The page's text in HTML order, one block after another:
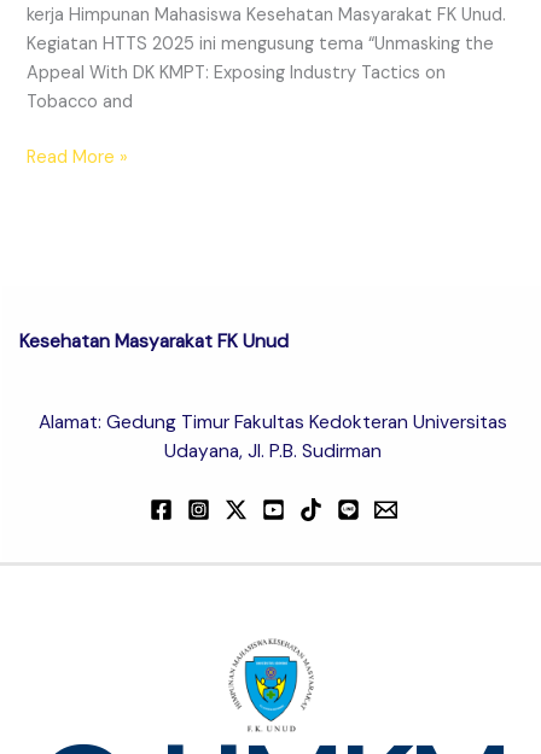
kerja Himpunan Mahasiswa Kesehatan Masyarakat FK Unud.
Kegiatan HTTS 2025 ini mengusung tema “Unmasking the
Appeal With DK KMPT: Exposing Industry Tactics on
Tobacco and
Read More »
Kesehatan Masyarakat FK Unud
Alamat: Gedung Timur Fakultas Kedokteran Universitas
Udayana, Jl. P.B. Sudirman